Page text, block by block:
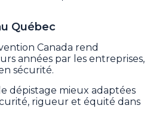
Québec
Canada rend
années par les entreprises,
sécurité.
dépistage mieux adaptées
rigueur et équité dans